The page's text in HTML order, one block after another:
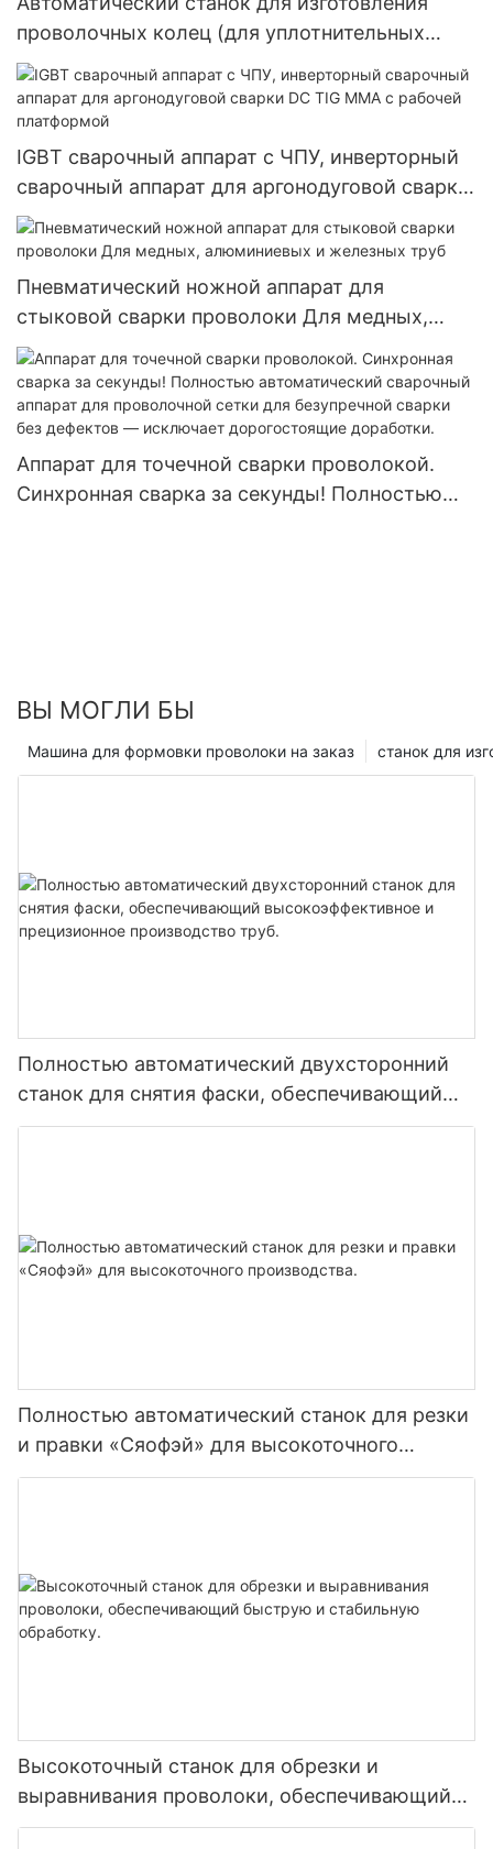
проволочных колец (для уплотнительных
колец) | 2D ЧПУ-формовка проволоки |
Сертификат CE | Ведущий экспортер
IGBT сварочный аппарат с ЧПУ, инверторный
сварочный аппарат для аргонодуговой сварки
DC TIG MMA с рабочей платформой
Пневматический ножной аппарат для
стыковой сварки проволоки Для медных,
алюминиевых и железных труб
Аппарат для точечной сварки проволокой.
Синхронная сварка за секунды! Полностью
ВЫ МОГЛИ БЫ
станок для
Машина для формовки проволоки на заказ
Полностью автоматический двухсторонний
станок для снятия фаски, обеспечивающий
высокоэффективное и прецизионное
Полностью автоматический станок для резки
и правки «Сяофэй» для высокоточного
производства.
Высокоточный станок для обрезки и
выравнивания проволоки, обеспечивающий
быструю и стабильную обработку.